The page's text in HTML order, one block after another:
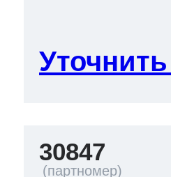
30847